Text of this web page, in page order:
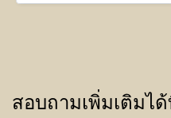
สอบถามเพิ่มเติมไ